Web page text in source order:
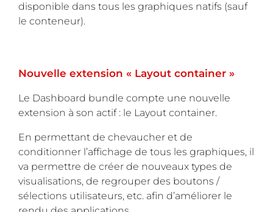
disponible dans tous les graphiques natifs (sauf
le conteneur).
Nouvelle extension « Layout container »
Le Dashboard bundle compte une nouvelle
extension à son actif : le Layout container.
En permettant de chevaucher et de
conditionner l’affichage de tous les graphiques, il
va permettre de créer de nouveaux types de
visualisations, de regrouper des boutons /
sélections utilisateurs, etc. afin d’améliorer le